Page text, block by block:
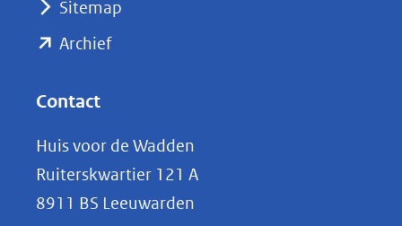
naar
Sitemap
Archief(opent
(verwijst
naar
een
Contact
Huis voor de Wadden
Ruiterskwartier 121 A
8911 BS Leeuwarden